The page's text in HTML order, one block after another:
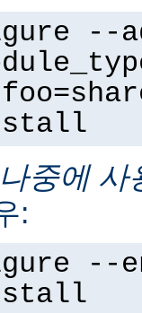
--
나중에 사
:
--